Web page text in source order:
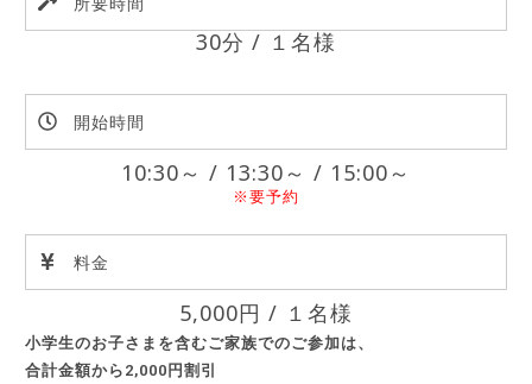
30分 / １名様
開始時間
10:30～ / 13:30～ / 15:00～
※要予約
料金
5,000円 / １名様
小学生のお子さまを含むご家族でのご参加は、
合計金額から2,000円割引